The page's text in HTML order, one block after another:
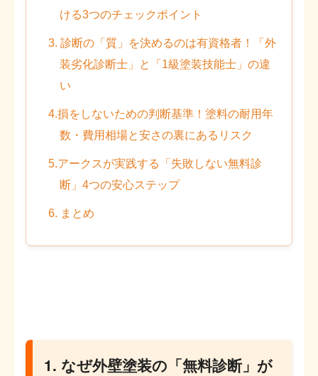
ける3つのチェックポイント
3. 診断の「質」を決めるのは有資格者！「外
装劣化診断士」と「1級塗装技能士」の違
い
4.損をしないための判断基準！塗料の耐用年
数・費用相場と安さの裏にあるリスク
5.アークスが実践する「失敗しない無料診
断」4つの安心ステップ
6. まとめ
1. なぜ外壁塗装の「無料診断」が